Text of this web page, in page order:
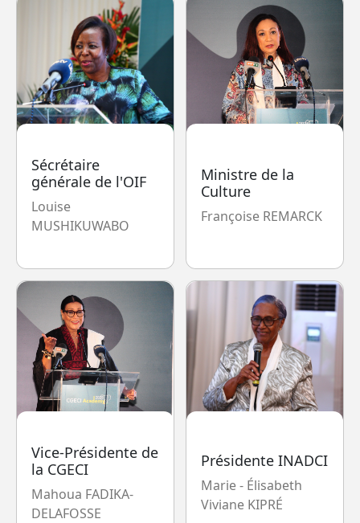
Sécrétaire
générale de l'OIF
Louise
MUSHIKUWABO
Ministre de la
Culture
Françoise REMARCK
Vice-Présidente de
la CGECI
Mahoua FADIKA-
DELAFOSSE
Présidente INADCI
Marie - Élisabeth
Viviane KIPRÉ